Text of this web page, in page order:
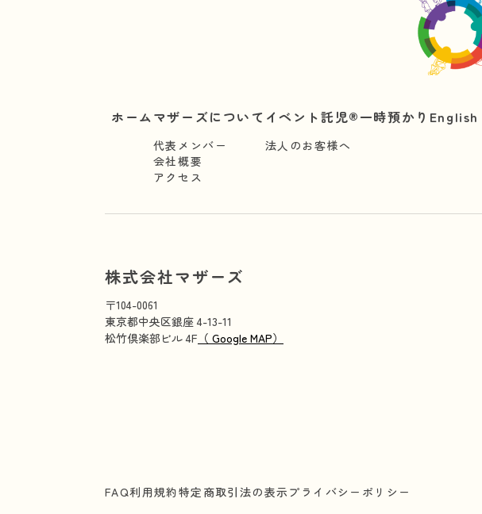
ホームマザーズについて
代表メンバー
会社概要
アクセス
イベント託児®︎
法人のお客様へ
一時預かり
株式会社マザーズ
〒104-0061
東京都中央区銀座 4-13-11
松竹倶楽部ビル 4F （ Google MAP）
FAQ利用規約特定商取引法の表示 プライバシーポリシー